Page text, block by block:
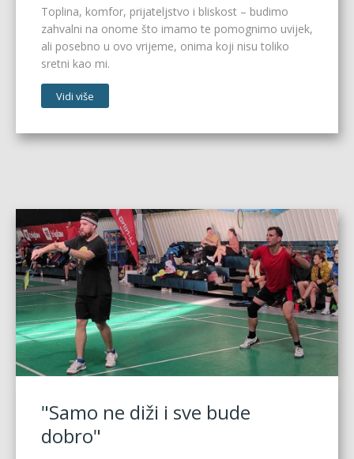
Toplina, komfor, prijateljstvo i bliskost – budimo
zahvalni na onome što imamo te pomognimo uvijek,
ali posebno u ovo vrijeme, onima koji nisu toliko
sretni kao mi.
Vidi više
"Samo ne diži i sve bude
dobro"